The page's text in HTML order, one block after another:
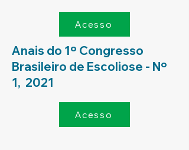
Acesso
Anais do 1º Congresso
Brasileiro de Escoliose - Nº
1, 2021
Acesso